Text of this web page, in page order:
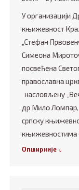
У организацији
књижевност
„Стефан
Симеона
посвећена
православна
насловљену
др Мило Ломпар,
српску
књижевностима
Опширније